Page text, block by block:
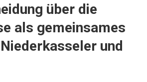
über die
als gemeinsames
und